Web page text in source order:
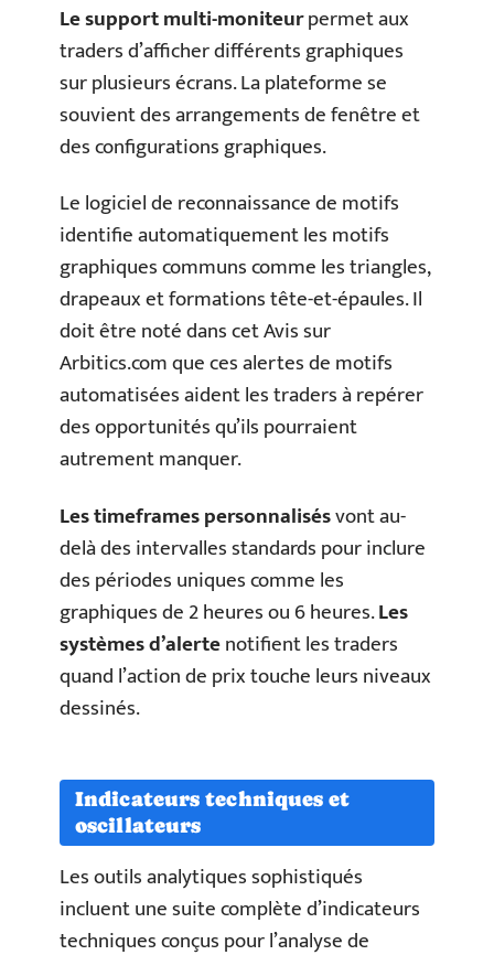
Le support multi-moniteurpermet aux
traders d’afficher différents graphiques
sur plusieurs écrans. La plateforme se
souvient des arrangements de fenêtre et
des configurations graphiques.
Le logiciel de reconnaissance de motifs
identifie automatiquement les motifs
graphiques communs comme les triangles,
drapeaux et formations tête-et-épaules. Il
doit être noté dans cet Avis sur
Arbitics.com que ces alertes de motifs
automatisées aident les traders à repérer
des opportunités qu’ils pourraient
autrement manquer.
Les timeframes personnalisésvont au-
delà des intervalles standards pour inclure
des périodes uniques comme les
graphiques de 2 heures ou 6 heures.Les
systèmes d’alertenotifient les traders
quand l’action de prix touche leurs niveaux
dessinés.
Indicateurs techniques et
oscillateurs
Les outils analytiques sophistiqués
incluent une suite complète d’indicateurs
techniques conçus pour l’analyse de